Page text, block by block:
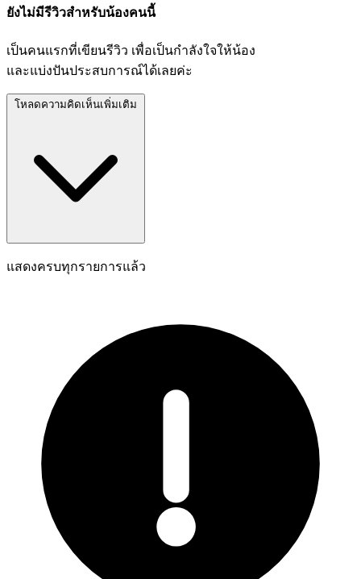
ยังไม่มีรีวิวสำหรับน้องคนนี้
เป็นคนแรกที่เขียนรีวิว เพื่อเป็นกำลังใจให้น้อง
และแบ่งปันประสบการณ์ได้เลยค่ะ
โหลดความคิดเห็นเพิ่มเติม
แสดงครบทุกรายการแล้ว